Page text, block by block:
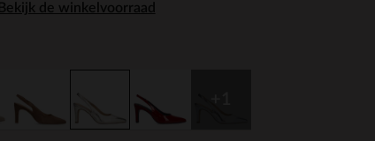
Bekijk de winkelvoorraad
+1